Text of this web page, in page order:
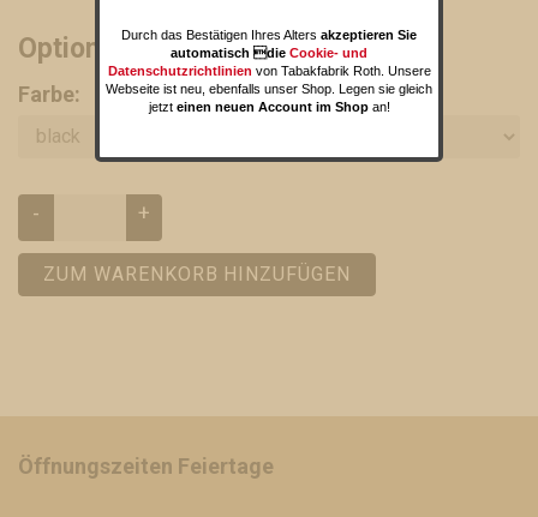
Optionen und Varianten
Farbe:
+
-
ZUM WARENKORB HINZUFÜGEN
Öffnungszeiten Feiertage
Durch das Bestätigen Ihres Alters akzeptieren Sie
automatisch die Cookie- und
Datenschutzrichtlinien von Tabakfabrik Roth. Unsere
Webseite ist neu, ebenfalls unser Shop. Legen sie gleich
jetzt einen neuen Account im Shopan!